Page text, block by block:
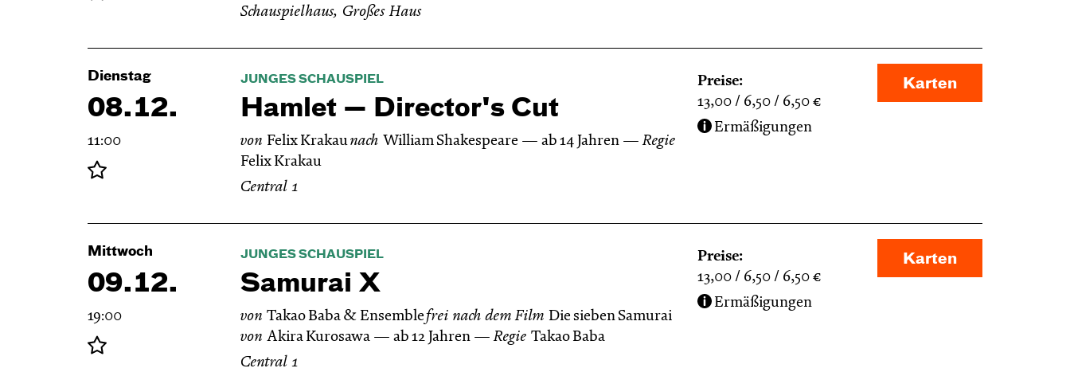
Schauspielhaus, Großes Haus
Dienstag
08.12.
11:00
JUNGES SCHAUSPIEL
Hamlet — Director's Cut
von Felix Krakaunach William Shakespeare ab 14 Jahren
Regie
Felix Krakau
Central 1
Preise:
13,00
6,50 6,50 €
Ermäßigungen
Karten
Mittwoch
09.12.
19:00
JUNGES SCHAUSPIEL
Samurai X
von Takao Baba & Ensemblefrei nach dem Film Die sieben Samurai
von Akira Kurosawa ab 12 Jahren Regie Takao Baba
Central 1
Preise:
13,00
6,50 6,50 €
Ermäßigungen
Karten